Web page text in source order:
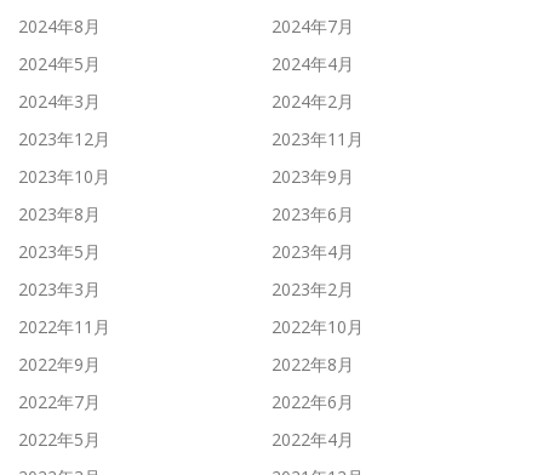
2024年8月
2024年7月
2024年5月
2024年4月
2024年3月
2024年2月
2023年12月
2023年11月
2023年10月
2023年9月
2023年8月
2023年6月
2023年5月
2023年4月
2023年3月
2023年2月
2022年11月
2022年10月
2022年9月
2022年8月
2022年7月
2022年6月
2022年5月
2022年4月